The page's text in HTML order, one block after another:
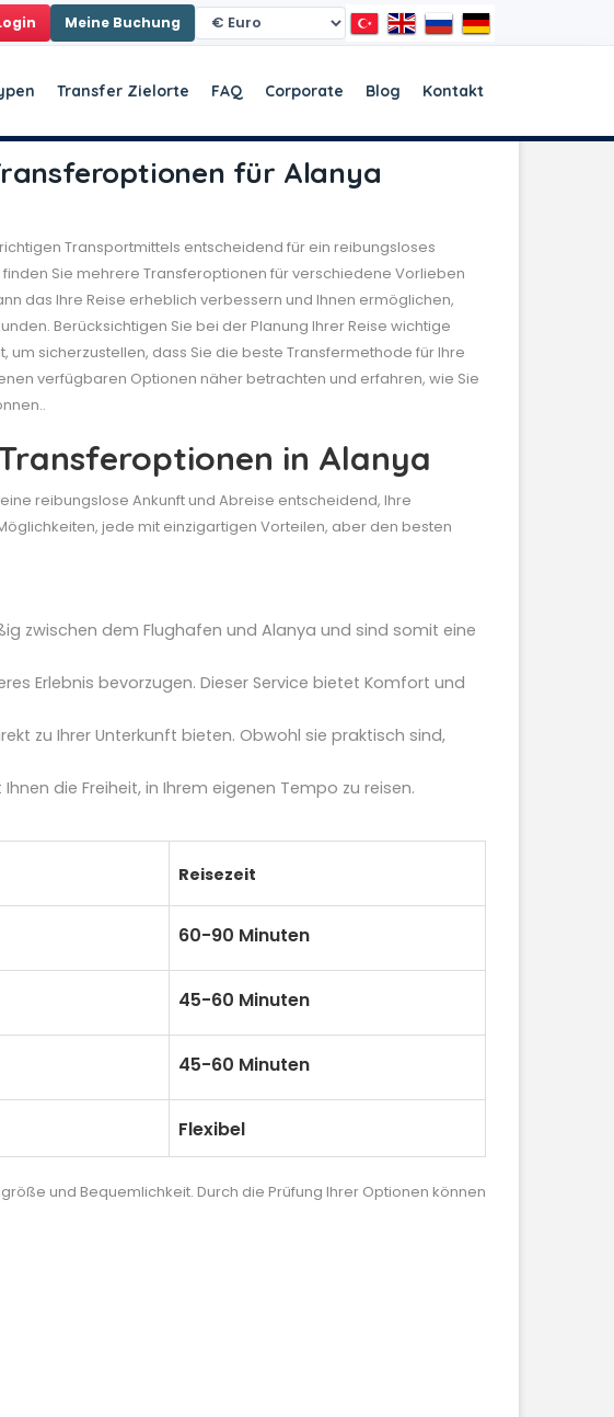
Meine Buchung
Transfer Zielorte FAQ Corporate Blog Kontakt
für Alanya
Transportmittels entscheidend für ein reibungsloses
Sie mehrere Transferoptionen für verschiedene Vorlieben
das Ihre Reise erheblich verbessern und Ihnen ermöglichen,
Berücksichtigen Sie bei der Planung Ihrer Reise wichtige
um sicherzustellen, dass Sie die beste Transfermethode für Ihre
verfügbaren Optionen näher betrachten und erfahren, wie Sie
in Alanya
reibungslose Ankunft und Abreise entscheidend, Ihre
jede mit einzigartigen Vorteilen, aber den besten
zwischen dem Flughafen und Alanya und sind somit eine
Erlebnis bevorzugen. Dieser Service bietet Komfort und
zu Ihrer Unterkunft bieten. Obwohl sie praktisch sind,
die Freiheit, in Ihrem eigenen Tempo zu reisen.
Reisezeit
60-90 Minuten
45-60 Minuten
45-60 Minuten
Flexibel
und Bequemlichkeit. Durch die Prüfung Ihrer Optionen können